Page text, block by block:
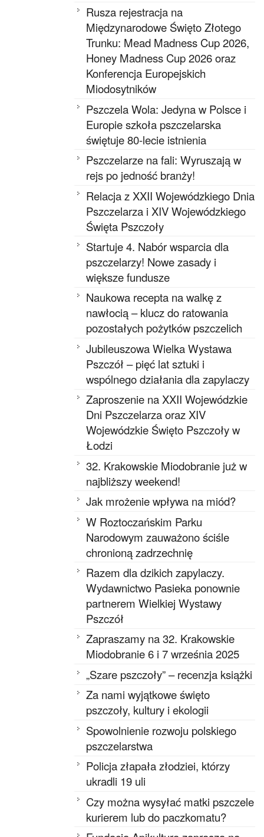
Rusza rejestracja na
Międzynarodowe Święto Złotego
Trunku: Mead Madness Cup 2026,
Honey Madness Cup 2026 oraz
Konferencja Europejskich
Miodosytników
Pszczela Wola: Jedyna w Polsce i
Europie szkoła pszczelarska
świętuje 80-lecie istnienia
Pszczelarze na fali: Wyruszają w
rejs po jedność branży!
Relacja z XXII Wojewódzkiego Dnia
Pszczelarza i XIV Wojewódzkiego
Święta Pszczoły
Startuje 4. Nabór wsparcia dla
pszczelarzy! Nowe zasady i
większe fundusze
Naukowa recepta na walkę z
nawłocią – klucz do ratowania
pozostałych pożytków pszczelich
Jubileuszowa Wielka Wystawa
Pszczół – pięć lat sztuki i
wspólnego działania dla zapylaczy
Zaproszenie na XXII Wojewódzkie
Dni Pszczelarza oraz XIV
Wojewódzkie Święto Pszczoły w
Łodzi
32. Krakowskie Miodobranie już w
najbliższy weekend!
Jak mrożenie wpływa na miód?
W Roztoczańskim Parku
Narodowym zauważono ściśle
chronioną zadrzechnię
Razem dla dzikich zapylaczy.
Wydawnictwo Pasieka ponownie
partnerem Wielkiej Wystawy
Pszczół
Zapraszamy na 32. Krakowskie
Miodobranie 6 i 7 września 2025
„Szare pszczoły” – recenzja książki
Za nami wyjątkowe święto
pszczoły, kultury i ekologii
Spowolnienie rozwoju polskiego
pszczelarstwa
Policja złapała złodziei, którzy
ukradli 19 uli
Czy można wysyłać matki pszczele
kurierem lub do paczkomatu?